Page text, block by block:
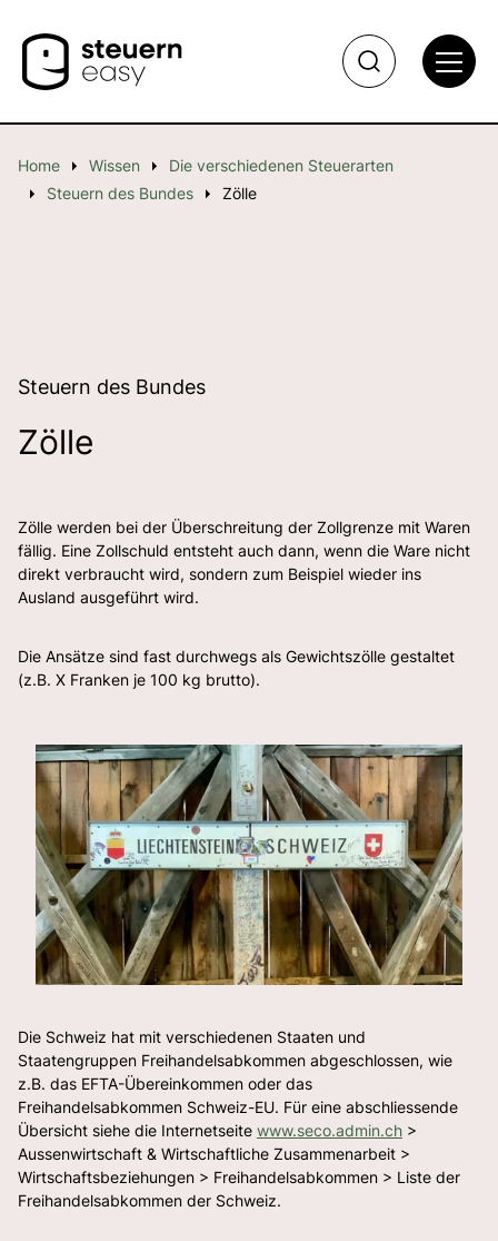
Home Wissen
Die verschiedenen Steuerarten
Steuern des Bundes
Zölle
Zölle
Steuern des Bundes
Zölle werden bei der Überschreitung der Zollgrenze mit Waren
fällig. Eine Zollschuld entsteht auch dann, wenn die Ware nicht
direkt verbraucht wird, sondern zum Beispiel wieder ins
Ausland ausgeführt wird.
Die Ansätze sind fast durchwegs als Gewichtszölle gestaltet
(z.B. X Franken je 100 kg brutto).
Die Schweiz hat mit verschiedenen Staaten und
Staatengruppen Freihandelsabkommen abgeschlossen, wie
z.B. das EFTA-Übereinkommen oder das
Freihandelsabkommen Schweiz-EU. Für eine abschliessende
Übersicht siehe die Internetseite www.seco.admin.ch >
Aussenwirtschaft & Wirtschaftliche Zusammenarbeit >
Wirtschaftsbeziehungen > Freihandelsabkommen > Liste der
Freihandelsabkommen der Schweiz.